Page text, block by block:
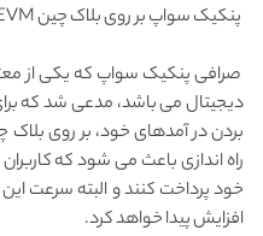
پنکیک سواپ بر روی بلاک چین zkEVM پالیگان راه‌اندازی شد
صرافی پنکیک سواپ که یکی از
دیجیتال می باشد، مدعی شد که
راه اندازی باعث می شود که
خود پرداخت کنند و البته سرعت
افزایش پیدا خواهد کرد.